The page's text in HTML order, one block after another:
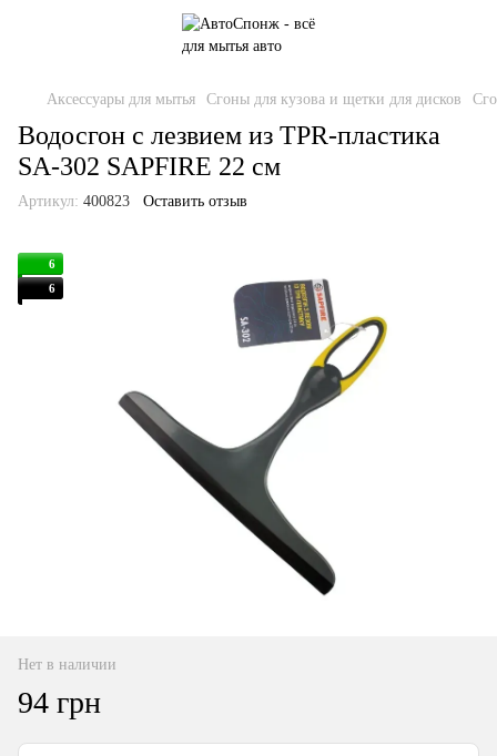
Аксессуары для мытья Сгоны для кузова и щетки для дисков
Водосгон с лезвием из TPR-пластика
SA-302 SAPFIRE 22 см
Артикул: 400823 Оставить отзыв
6
6
Нет в наличии
94 грн